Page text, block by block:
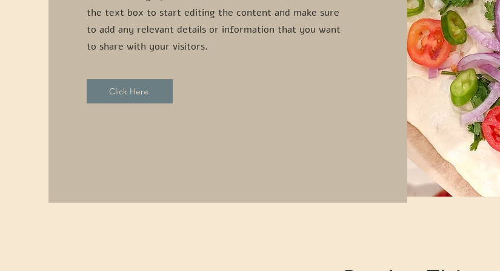
the text box to start editing the content and make sure
to add any relevant details or information that you want
to share with your visitors.
Click Here